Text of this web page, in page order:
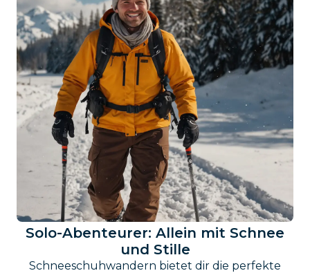
Solo-Abenteurer: Allein mit Schnee
und Stille
Schneeschuhwandern bietet dir die perfekte